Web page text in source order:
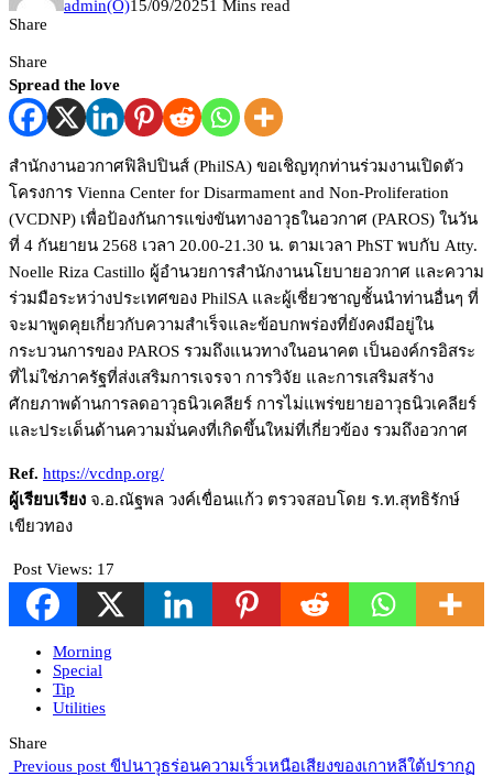
admin(O)15/09/20251 Mins read
Share
Share
Spread the love
สำนักงานอวกาศฟิลิปปินส์ (PhilSA) ขอเชิญทุกท่านร่วมงานเปิดตัว
โครงการ Vienna Center for Disarmament and Non-Proliferation
(VCDNP) เพื่อป้องกันการแข่งขันทางอาวุธในอวกาศ (PAROS) ในวัน
ที่ 4 กันยายน 2568 เวลา 20.00-21.30 น. ตามเวลา PhST พบกับ Atty.
Noelle Riza Castillo ผู้อำนวยการสำนักงานนโยบายอวกาศ และความ
ร่วมมือระหว่างประเทศของ PhilSA และผู้เชี่ยวชาญชั้นนำท่านอื่นๆ ที่
จะมาพูดคุยเกี่ยวกับความสำเร็จและข้อบกพร่องที่ยังคงมีอยู่ใน
กระบวนการของ PAROS รวมถึงแนวทางในอนาคต เป็นองค์กรอิสระ
ที่ไม่ใช่ภาครัฐที่ส่งเสริมการเจรจา การวิจัย และการเสริมสร้าง
ศักยภาพด้านการลดอาวุธนิวเคลียร์ การไม่แพร่ขยายอาวุธนิวเคลียร์
และประเด็นด้านความมั่นคงที่เกิดขึ้นใหม่ที่เกี่ยวข้อง รวมถึงอวกาศ
Ref. https://vcdnp.org/
ผู้เรียบเรียง จ.อ.ณัฐพล วงค์เขื่อนแก้ว ตรวจสอบโดย ร.ท.สุทธิรักษ์
เขียวทอง
Post Views: 17
Morning
Special
Tip
Utilities
Share
Previous post ขีปนาวุธร่อนความเร็วเหนือเสียงของเกาหลีใต้ปรากฏ